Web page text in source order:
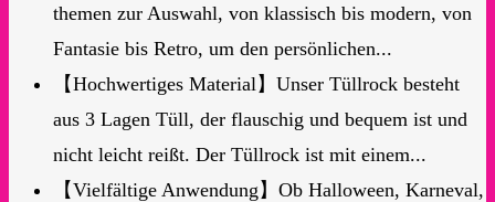
themen zur Auswahl, von klassisch bis modern, von
Fantasie bis Retro, um den persönlichen...
【Hochwertiges Material】Unser Tüllrock besteht
aus 3 Lagen Tüll, der flauschig und bequem ist und
nicht leicht reißt. Der Tüllrock ist mit einem...
【Vielfältige Anwendung】Ob Halloween, Karneval,